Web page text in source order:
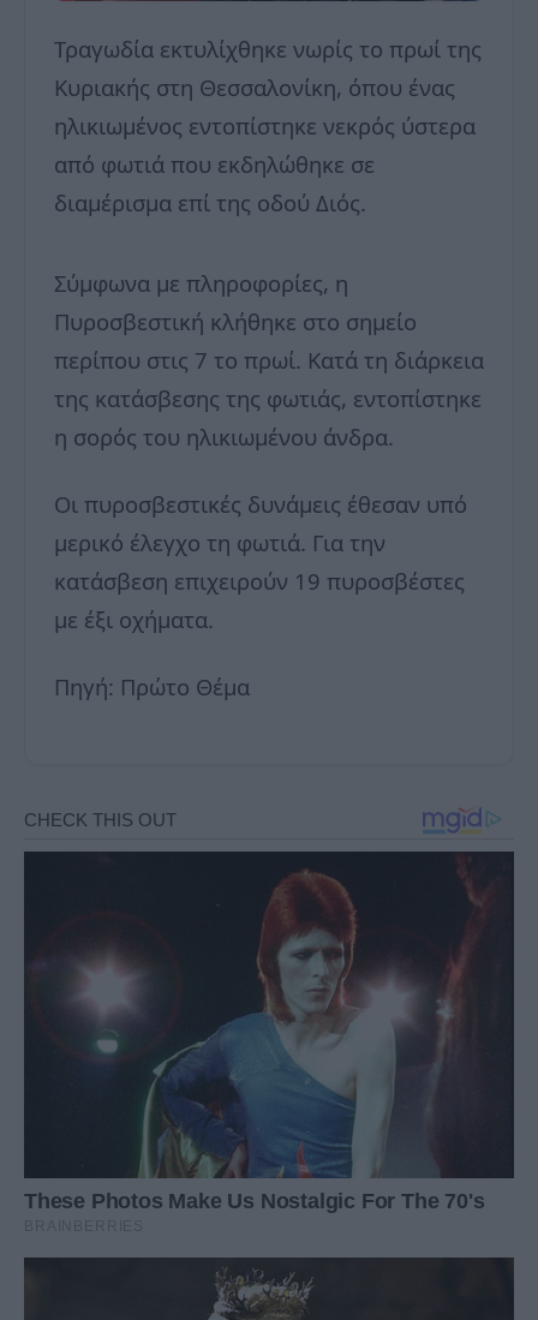
Τραγωδία εκτυλίχθηκε νωρίς το πρωί της
Κυριακής στη Θεσσαλονίκη, όπου ένας
ηλικιωμένος εντοπίστηκε νεκρός ύστερα
από φωτιά που εκδηλώθηκε σε
διαμέρισμα επί της οδού Διός.
Σύμφωνα με πληροφορίες, η
Πυροσβεστική κλήθηκε στο σημείο
περίπου στις 7 το πρωί. Κατά τη διάρκεια
της κατάσβεσης της φωτιάς, εντοπίστηκε
η σορός του ηλικιωμένου άνδρα.
Οι πυροσβεστικές δυνάμεις έθεσαν υπό
μερικό έλεγχο τη φωτιά. Για την
κατάσβεση επιχειρούν 19 πυροσβέστες
με έξι οχήματα.
Πηγή: Πρώτο Θέμα